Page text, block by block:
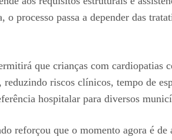
o processo passa a depender das
que crianças com cardiopatias
reduzindo riscos clínicos, tempo de
hospitalar para diversos
reforçou que o momento agora é